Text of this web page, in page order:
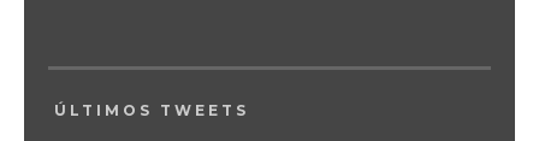
ÚLTIMOS TWEETS